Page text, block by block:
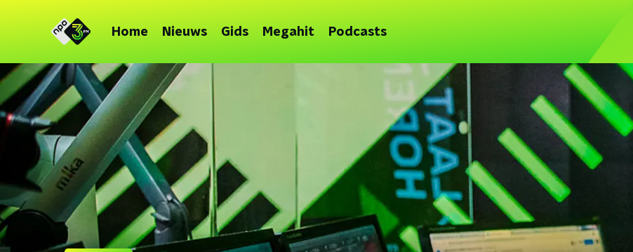
Home Nieuws Gids Megahit Podcasts